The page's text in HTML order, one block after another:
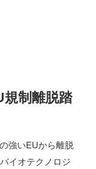
制離脱踏
強いEUから離脱
イオテクノロジ